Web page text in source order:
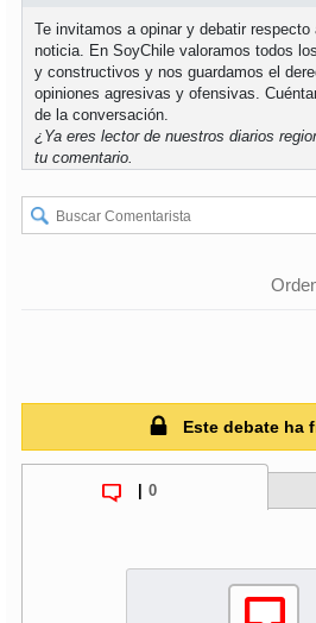
Te invitamos a opinar y debatir
noticia. En SoyChile valoramos todos
y constructivos y nos guardamos el
opiniones agresivas y ofensivas.
de la conversación.
¿Ya eres lector de nuestros diarios
tu comentario.
Este debate ha
0